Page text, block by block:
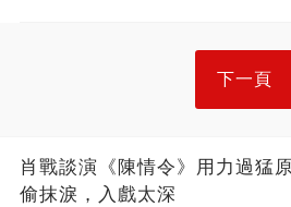
下一頁
肖戰談演《陳情令》用力過猛
偷抹淚，入戲太深